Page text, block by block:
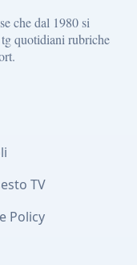
che dal 1980 si
quotidiani rubriche
TV
Policy